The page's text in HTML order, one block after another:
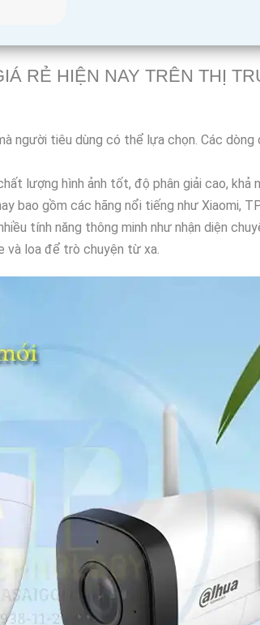
RẺ HIỆN NAY TRÊN THỊ
người tiêu dùng có thể lựa chọn. Các
lượng hình ảnh tốt, độ phân giải cao,
gồm các hãng nổi tiếng như Xiaomi, TP-
tính năng thông minh như nhận diện
và loa để trò chuyện từ xa.